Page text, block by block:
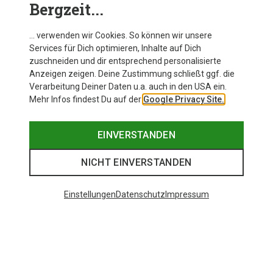
Bergzeit...
… verwenden wir Cookies. So können wir unsere
Services für Dich optimieren, Inhalte auf Dich
zuschneiden und dir entsprechend personalisierte
Anzeigen zeigen. Deine Zustimmung schließt ggf. die
Verarbeitung Deiner Daten u.a. auch in den USA ein.
Mehr Infos findest Du auf der Google Privacy Site.
EINVERSTANDEN
NICHT EINVERSTANDEN
EinstellungenDatenschutz Impressum